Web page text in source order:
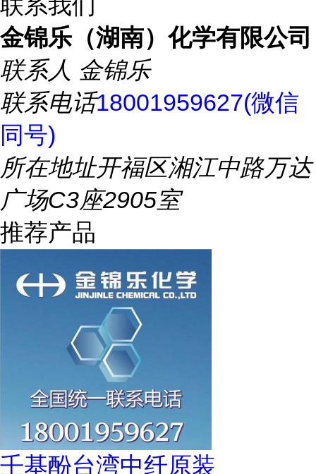
金锦乐（湖南）化学有限公司
联系人 金锦乐
联系电话18001959627(微信
同号)
所在地址开福区湘江中路万达
广场C3座2905室
推荐产品
壬基酚台湾中纤原装